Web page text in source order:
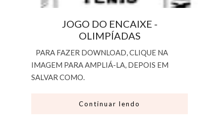
JOGO DO ENCAIXE -
OLIMPÍADAS
PARA FAZER DOWNLOAD, CLIQUE NA
IMAGEM PARA AMPLIÁ-LA, DEPOIS EM
SALVAR COMO.
Continuar lendo